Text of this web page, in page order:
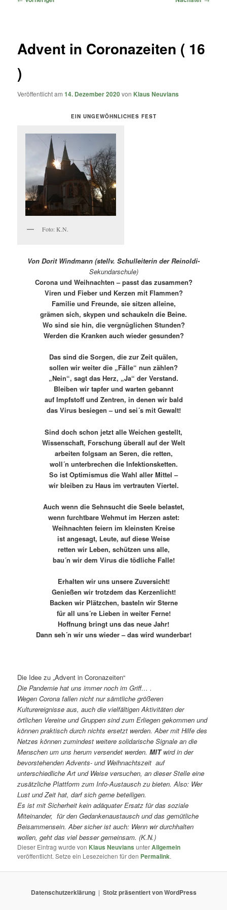
Advent in Coronazeiten ( 16
)
Veröffentlicht am14. Dezember 2020von Klaus Neuvians
EIN UNGEWÖHNLICHES FEST
Foto: K.N.
Von Dorit Windmann (stellv. Schulleiterin der Reinoldi-
Sekundarschule)
Corona und Weihnachten – passt das zusammen?
Viren und Fieber und Kerzen mit Flammen?
Familie und Freunde, sie sitzen alleine,
grämen sich, skypen und schaukeln die Beine.
Wo sind sie hin, die vergnüglichen Stunden?
Werden die Kranken auch wieder gesunden?
Das sind die Sorgen, die zur Zeit quälen,
sollen wir weiter die „Fälle“ nun zählen?
„Nein“, sagt das Herz, „Ja“ der Verstand.
Bleiben wir tapfer und warten gebannt
auf Impfstoff und Zentren, in denen wir bald
das Virus besiegen – und sei´s mit Gewalt!
Sind doch schon jetzt alle Weichen gestellt,
Wissenschaft, Forschung überall auf der Welt
arbeiten folgsam an Seren, die retten,
woll´n unterbrechen die Infektionsketten.
So ist Optimismus die Wahl aller Mittel –
wir bleiben zu Haus im vertrauten Viertel.
Auch wenn die Sehnsucht die Seele belastet,
wenn furchtbare Wehmut im Herzen astet:
Weihnachten feiern im kleinsten Kreise
ist angesagt, Leute, auf diese Weise
retten wir Leben, schützen uns alle,
bau´n wir dem Virus die tödliche Falle!
Erhalten wir uns unsere Zuversicht!
Genießen wir trotzdem das Kerzenlicht!
Backen wir Plätzchen, basteln wir Sterne
für all uns´re Lieben in weiter Ferne!
Hoffnung bringt uns das neue Jahr!
Dann seh´n wir uns wieder – das wird wunderbar!
Die Idee zu „Advent in Coronazeiten“
Die Pandemie hat uns immer noch im Griff… .
Wegen Corona fallen nicht nur sämtliche größeren
Kulturereignisse aus, auch die vielfältigen Aktivitäten der
örtlichen Vereine und Gruppen sind zum Erliegen gekommen und
können praktisch durch nichts ersetzt werden. Aber mit Hilfe des
Netzes können zumindest weitere solidarische Signale an die
Menschen um uns herum versendet werden.MITwird in der
bevorstehenden Advents- und Weihnachtszeit auf
unterschiedliche Art und Weise versuchen, an dieser Stelle eine
zusätzliche Plattform zum Info-Austausch zu bieten. Also: Wer
Lust und Zeit hat, darf sich gerne beteiligen.
Es ist mit Sicherheit kein adäquater Ersatz für das soziale
Miteinander, für den Gedankenaustausch und das gemütliche
Beisammensein. Aber sicher ist auch: Wenn wir durchhalten
wollen, geht das viel besser gemeinsam. (K.N.)
Dieser Eintrag wurde von Klaus Neuvians unterAllgemein
veröffentlicht. Setze ein Lesezeichen für den Permalink.
Datenschutzerklärung Stolz präsentiert von WordPress